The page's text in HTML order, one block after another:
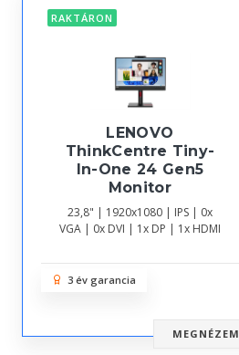
RAKTÁRON
LENOVO
ThinkCentre Tiny-
In-One 24 Gen5
Monitor
23,8" | 1920x1080 | IPS | 0x
VGA | 0x DVI | 1x DP | 1x HDMI
3 év garancia
MEGNÉZEM